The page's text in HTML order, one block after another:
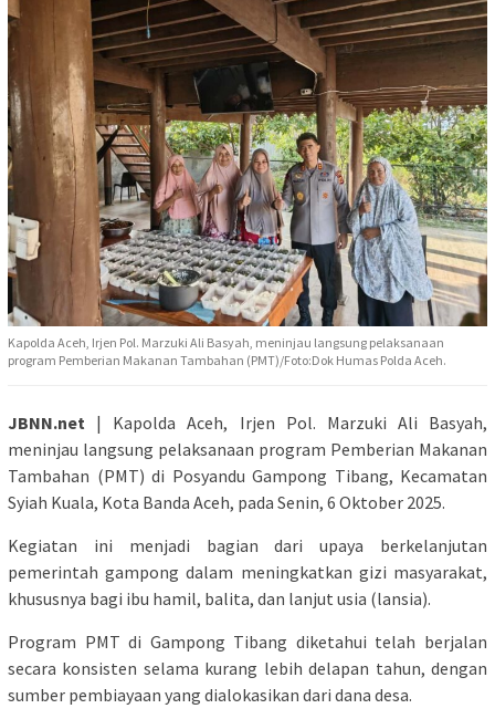
Kapolda Aceh, Irjen Pol. Marzuki Ali Basyah, meninjau langsung pelaksanaan
program Pemberian Makanan Tambahan (PMT)/Foto:Dok Humas Polda Aceh.
JBNN.net | Kapolda Aceh, Irjen Pol. Marzuki Ali Basyah,
meninjau langsung pelaksanaan program Pemberian Makanan
Tambahan (PMT) di Posyandu Gampong Tibang, Kecamatan
Syiah Kuala, Kota Banda Aceh, pada Senin, 6 Oktober 2025.
Kegiatan ini menjadi bagian dari upaya berkelanjutan
pemerintah gampong dalam meningkatkan gizi masyarakat,
khususnya bagi ibu hamil, balita, dan lanjut usia (lansia).
Program PMT di Gampong Tibang diketahui telah berjalan
secara konsisten selama kurang lebih delapan tahun, dengan
sumber pembiayaan yang dialokasikan dari dana desa.